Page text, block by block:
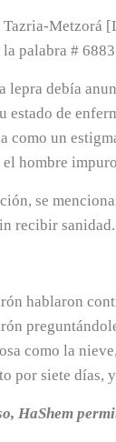
Tazria-Metzorá
la palabra #
lepra debía
estado de
como un
hombre
se
recibir sanidad.
hablaron
como la
por siete días,
HaShem